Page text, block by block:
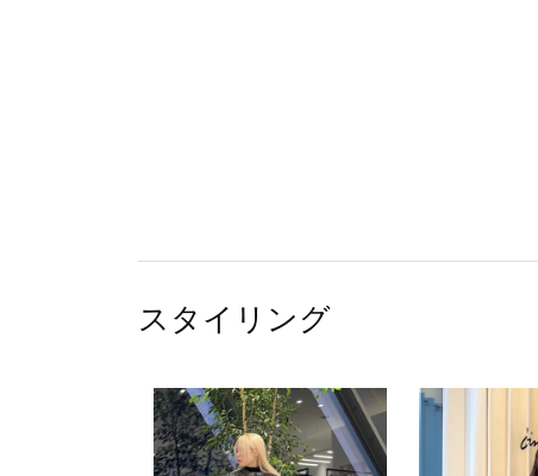
スタイリング